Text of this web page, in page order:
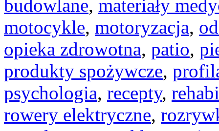
budowlane, materiały
motocykle, motoryzacja,
opieka zdrowotna, patio,
produkty spożywcze,
psychologia, recepty,
rowery elektryczne,